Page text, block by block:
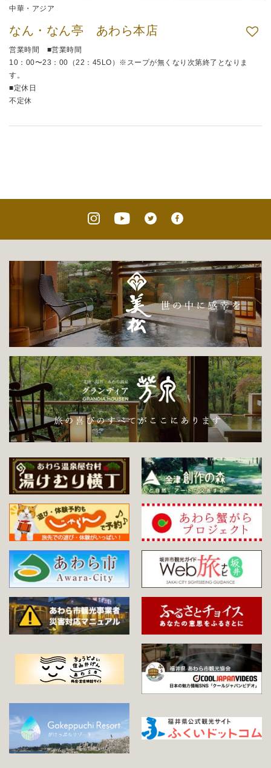
中華・アジア
なん・なん亭 あわら本店
営業時間 ■営業時間
10：00〜23：00（22：45LO）※スープが無くなり次第終了となりま
す。
■定休日
不定休